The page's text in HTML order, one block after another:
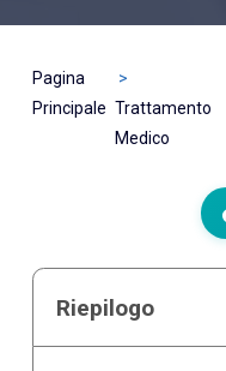
Pagina
Principale Trattamento
Medico
Riepilogo